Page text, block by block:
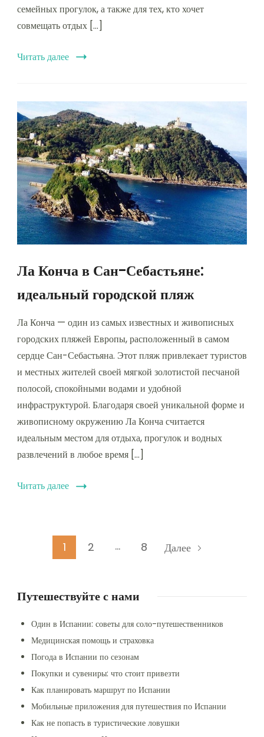
семейных прогулок, а также для тех, кто хочет
совмещать отдых […]
Читать далее
Ла Конча в Сан-Себастьяне:
идеальный городской пляж
Ла Конча — один из самых известных и живописных
городских пляжей Европы, расположенный в самом
сердце Сан-Себастьяна. Этот пляж привлекает туристов
и местных жителей своей мягкой золотистой песчаной
полосой, спокойными водами и удобной
инфраструктурой. Благодаря своей уникальной форме и
живописному окружению Ла Конча считается
идеальным местом для отдыха, прогулок и водных
развлечений в любое время […]
Читать далее
Пагинация
Страница
1 Страница
2 … Страница
8 Далее
Путешествуйте с нами
Один в Испании: советы для соло-путешественников
Медицинская помощь и страховка
Погода в Испании по сезонам
Покупки и сувениры: что стоит привезти
Как планировать маршрут по Испании
Мобильные приложения для путешествия по Испании
Как не попасть в туристические ловушки